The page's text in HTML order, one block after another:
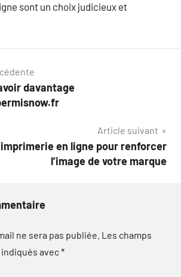
sont un choix judicieux et
davantage
Article suivant
en ligne pour renforcer
l’image de votre marque
ne sera pas publiée. Les champs
avec*